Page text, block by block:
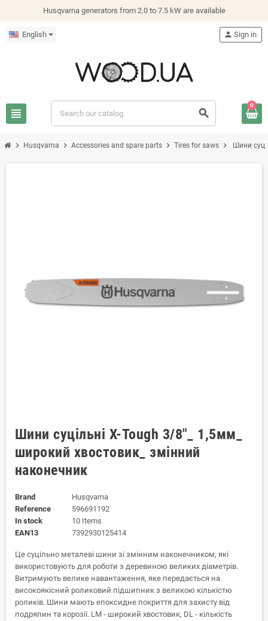
Husqvarna generators from 2.0 to 7.5 kW are available
English
view_headline search
person Sign in
0
chevron_right Husqvarna chevron_right Accessories and spare parts chevron_right Tires for saws chevron_right Шини
Шини суцільні X-Tough 3/8"_ 1,5мм_
широкий хвостовик_ змінний
наконечник
Brand
Husqvarna
Reference
596691192
In stock
10 Items
EAN13
7392930125414
Це суцільно металеві шини зі змінним наконечником, які
використовують для роботи з деревиною великих діаметрів.
Витримують велике навантаження, яке передається на
високоякісний роликовий підшипник з великою кількістю
роликів. Шини мають епоксидне покриття для захисту від
подряпин та корозії. LM - широкий хвостовик, DL - кількість